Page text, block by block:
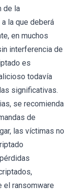
de la
la que deberá
en muchos
interferencia de
es
todavía
significativas.
se recomienda
de
las víctimas no
el ransomware